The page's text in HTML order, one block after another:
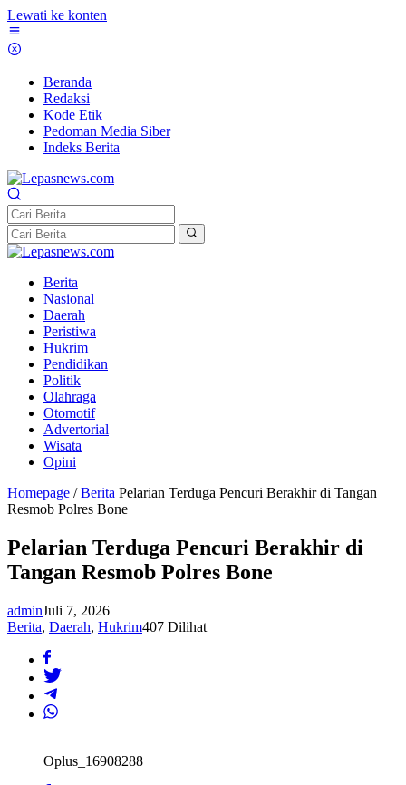
Lewati ke konten
Beranda
Redaksi
Kode Etik
Pedoman Media Siber
Indeks Berita
Berita
Nasional
Daerah
Peristiwa
Hukrim
Pendidikan
Politik
Olahraga
Otomotif
Advertorial
Wisata
Opini
Homepage / Berita Pelarian Terduga Pencuri Berakhir di Tangan
Resmob Polres Bone
Pelarian Terduga Pencuri Berakhir di
Tangan Resmob Polres Bone
adminJuli 7, 2026
Berita, Daerah, Hukrim407 Dilihat
Oplus_16908288